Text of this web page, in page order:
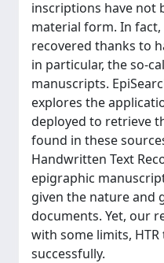
inscriptions have not
material form. In
recovered thanks to
in particular, the so-
manuscripts.
explores the
deployed to retrieve
found in these
Handwritten Text
epigraphic
given the nature and
documents. Yet, our
with some limits,
successfully.